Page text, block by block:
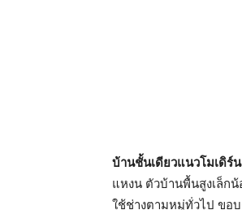
บ้านชั้นเดียวแนวโมเดิร์
แหงน ตัวบ้านพื้นสูงเล็ก
ใช้ช่างตามหมู่ทั่วไป ขอ